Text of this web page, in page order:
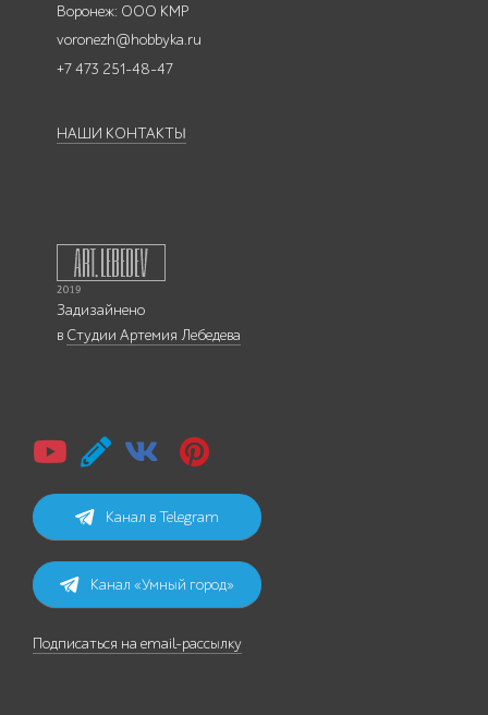
Воронеж: ООО КМР
voronezh@hobbyka.ru
+7 473 251-48-47
НАШИ КОНТАКТЫ
Задизайнено
в Студии Артемия Лебедева
Канал в Telegram
Канал «Умный город»
Подписаться на email-рассылку